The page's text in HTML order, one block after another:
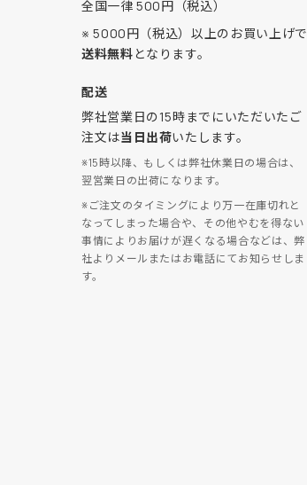
全国一律 500円（税込）
※ 5000円（税込）以上のお買い上げで
送料無料となります。
配送
弊社営業日の15時までにいただいたご
注文は当日出荷いたします。
※15時以降、もしくは弊社休業日の場合は、
翌営業日の出荷になります。
※ご注文のタイミングにより万一在庫切れと
なってしまった場合や、その他やむを得ない
事情によりお届けが遅くなる場合などは、弊
社よりメールまたはお電話にてお知らせしま
す。